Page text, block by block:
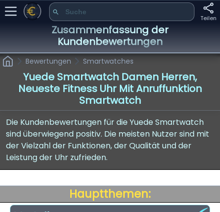
Teilen
Zusammenfassung der
Kundenbewertungen
Bewertungen Smartwatches
Yuede Smartwatch Damen Herren,
Neueste Fitness Uhr Mit Anruffunktion
Smartwatch
Die Kundenbewertungen für die Yuede Smartwatch
sind überwiegend positiv. Die meisten Nutzer sind mit
der Vielzahl der Funktionen, der Qualität und der
Leistung der Uhr zufrieden.
Hauptthemen: